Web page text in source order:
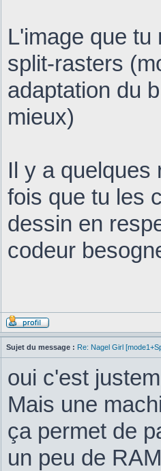
L'image que
split-rasters
adaptation du
mieux)
Il y a quelques
fois que tu les
dessin en
codeur
Sujet du message : Re: Nagel Girl
oui c'est
Mais une
ça permet de
un peu de